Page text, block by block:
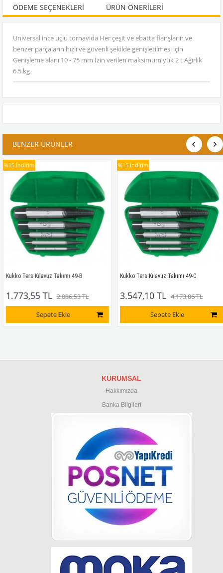
ÖDEME SEÇENEKLERI
ÜRÜN ÖNERILERI
Universal ince uçlu tornavida Her çeşit ve ebatta flanşların ve
benzer parçaların hızlı ve güvenli şekilde genişletilmesi için
Genişleme alanı 10 - 75 mm İzin verilen maksimum yük 2 t Ağırlık
6.5 kg
BENZER ÜRÜNLER
Kukko Ters Kılavuz Takımı 49-B
1.773,55 TL 2.086,53 TL
Sepete Ekle
İndirim
Kukko Ters Kılavuz Takımı 49-C
3.547,10 TL 4.173,06 TL
Sepete Ekle
%15 İndirim
KURUMSAL
Hakkımızda
Banka Bilgileri